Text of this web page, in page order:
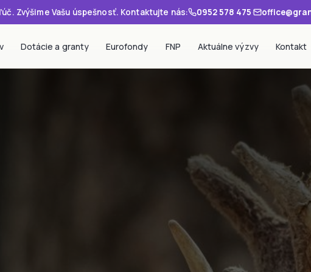
Zvýšime Vašu úspešnosť. Kontaktujte nás: 0952 578 475·
Dotácie a granty Eurofondy FNP Aktuálne výzvy Kontakt